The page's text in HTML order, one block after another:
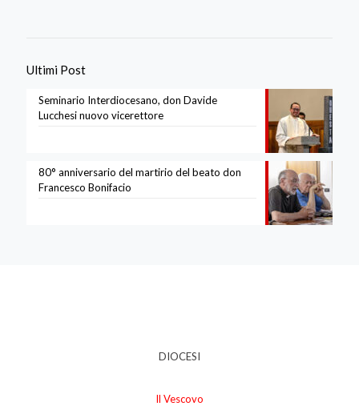
Ultimi Post
Seminario Interdiocesano, don Davide
Lucchesi nuovo vicerettore
80° anniversario del martirio del beato don
Francesco Bonifacio
DIOCESI
Il Vescovo